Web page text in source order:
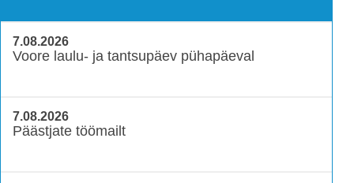
7.08.2026
Voore laulu- ja tantsupäev pühapäeval
7.08.2026
Päästjate töömailt